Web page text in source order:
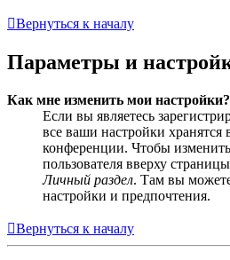
Вернуться к началу
Параметры и
Как мне изменить мои настройки?
Если вы являетесь
все ваши настройки хранятся
конференции. Чтобы
пользователя вверху
Личный раздел. Там вы
настройки и предпочтения.
Вернуться к началу